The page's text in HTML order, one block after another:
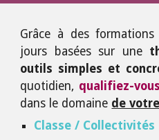
Grâce à des
jours basées sur une
outils simples et
quotidien, qualifiez-
dans le domaine de
Classe / Collectivités